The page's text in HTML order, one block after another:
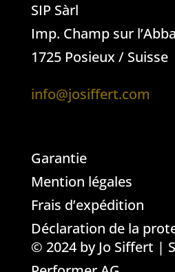
SIP Sàrl
Imp. Champ sur
1725 Posieux / Suisse
info@josiffert.com
Garantie
Mention légales
Frais d’expédition
Déclaration de la
© 2024 by Jo Siffert |